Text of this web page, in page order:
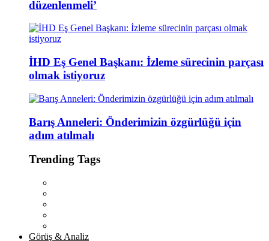
düzenlenmeli’
İHD Eş Genel Başkanı: İzleme sürecinin parçası
olmak istiyoruz
Barış Anneleri: Önderimizin özgürlüğü için
adım atılmalı
Trending Tags
Görüş & Analiz